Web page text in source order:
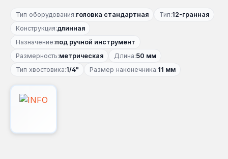
Тип оборудования:головка стандартная Тип:12-гранная
Конструкция:длинная
Назначение:под ручной инструмент
Размерность:метрическая Длина:50 мм
Тип хвостовика:1/4" Размер наконечника:11 мм